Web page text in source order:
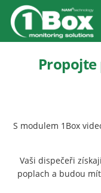
S modulem 1Box
Vaši dispečeři
poplach a budou